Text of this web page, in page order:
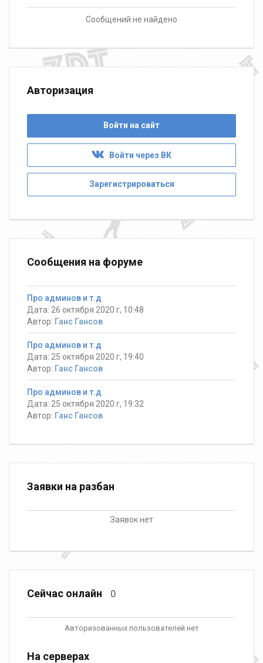
Сообщений не найдено
Авторизация
Войти на сайт
Войти через ВК
Зарегистрироваться
Сообщения на форуме
Про админов и т.д
Дата: 26 октября 2020 г, 10:48
Автор: Ганс Гансов
Про админов и т.д
Дата: 25 октября 2020 г, 19:40
Автор: Ганс Гансов
Про админов и т.д
Дата: 25 октября 2020 г, 19:32
Автор: Ганс Гансов
Заявки на разбан
Заявок нет
Сейчас онлайн 0
Авторизованных пользователей нет
На серверах